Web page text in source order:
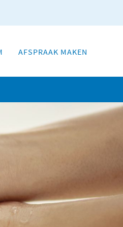
AFSPRAAK MAKEN